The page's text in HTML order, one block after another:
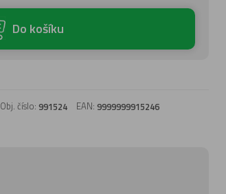
Do košíku
Obj. číslo: 991524 EAN: 9999999915246